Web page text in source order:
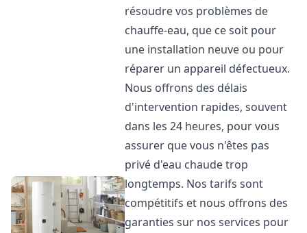
résoudre vos problèmes de
chauffe-eau, que ce soit pour
une installation neuve ou pour
réparer un appareil défectueux.
Nous offrons des délais
d'intervention rapides, souvent
dans les 24 heures, pour vous
assurer que vous n'êtes pas
privé d'eau chaude trop
longtemps. Nos tarifs sont
compétitifs et nous offrons des
garanties sur nos services pour